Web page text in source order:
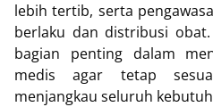
lebih tertib, serta
berlaku dan distribusi
bagian penting dalam
medis agar tetap
menjangkau seluruh